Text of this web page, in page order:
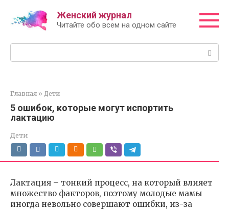
контенту
Женский журнал
Читайте обо всем на одном сайте
Главная » Дети
5 ошибок, которые могут испортить
лактацию
Дети
Лактация – тонкий процесс, на который влияет
множество факторов, поэтому молодые мамы
иногда невольно совершают ошибки, из-за